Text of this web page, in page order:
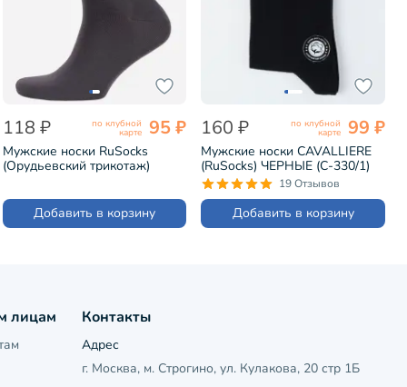
118 ₽ по клубной
карте 95 ₽
Мужские носки RuSocks
(Орудьевский трикотаж)
Добавить в корзину
160 ₽ по клубной
карте 99 ₽
Мужские носки CAVALLIERE
(RuSocks) ЧЕРНЫЕ (С-330/1)
19 Отзывов
Добавить в корзину
лицам Контакты
Адрес
г. Москва, м. Строгино, ул. Кулакова, 20 стр 1Б